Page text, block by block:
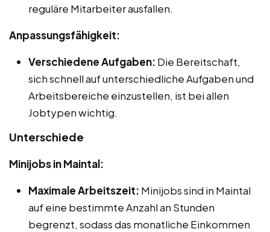
reguläre Mitarbeiter ausfallen.
Anpassungsfähigkeit:
Verschiedene Aufgaben: Die Bereitschaft,
sich schnell auf unterschiedliche Aufgaben und
Arbeitsbereiche einzustellen, ist bei allen
Jobtypen wichtig.
Unterschiede
Minijobs in Maintal:
Maximale Arbeitszeit: Minijobs sind in Maintal
auf eine bestimmte Anzahl an Stunden
begrenzt, sodass das monatliche Einkommen